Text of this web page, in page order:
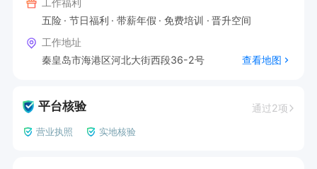
工作福利
五险
节日福利 带薪年假 免费培训
晋升空间
工作地址
秦皇岛市海港区河北大街西段36-2号
查看地图
平台核验 通过2项
营业执照 实地核验